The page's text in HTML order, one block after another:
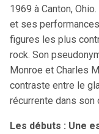
1969 à Canton,
et ses
figures les plus
rock. Son
Monroe et Charles
contraste entre le
récurrente dans son
Les débuts : Une